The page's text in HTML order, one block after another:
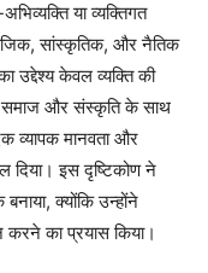
या व्यक्तिगत
सांस्कृतिक, और नैतिक
उद्देश्य केवल व्यक्ति की
समाज और संस्कृति के साथ
व्यापक मानवता और
दिया। इस दृष्टिकोण ने
क्योंकि उन्होंने
का प्रयास किया।